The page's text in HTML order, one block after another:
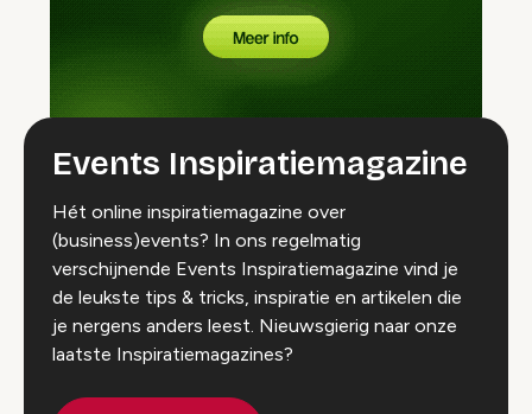
Events Inspiratiemagazine
Hét online inspiratiemagazine over
(business)events? In ons regelmatig
verschijnende Events Inspiratiemagazine vind je
de leukste tips & tricks, inspiratie en artikelen die
je nergens anders leest. Nieuwsgierig naar onze
laatste Inspiratiemagazines?